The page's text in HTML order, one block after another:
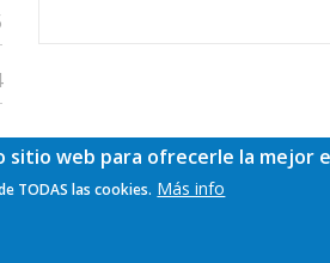
sitio web para ofrecerle la
TODAS las cookies. Más info